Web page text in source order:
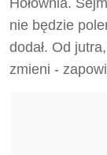
Hołownia.
nie będzie
dodał. Od
zmieni -